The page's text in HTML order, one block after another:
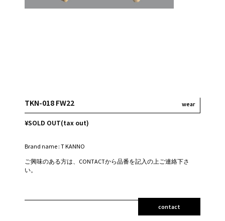
TKN-018 FW22 wear
¥SOLD OUT(tax out)
Brand name : T KANNO
ご興味のある方は、CONTACTから品番を記入の上ご連絡下さ
い。
contact